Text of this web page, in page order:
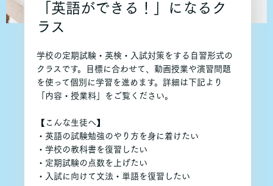
「英語ができる！」になるク
ラス
学校の定期試験・英検・入試対策をする自習形式の
クラスです。目標に合わせて、動画授業や演習問題
を使って個別に学習を進めます。詳細は下記より
「内容・授業料」をご覧ください。
【こんな生徒へ】
・英語の試験勉強のやり方を身に着けたい
・学校の教科書を復習したい
・定期試験の点数を上げたい
・入試に向けて文法・単語を復習したい